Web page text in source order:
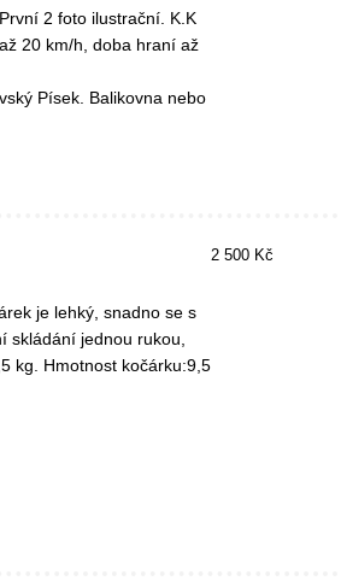
2 foto ilustrační. K.K
20 km/h, doba hraní až
Písek. Balikovna nebo
je lehký, snadno se s
skládání jednou rukou,
kg. Hmotnost kočárku:9,5
2 500 Kč